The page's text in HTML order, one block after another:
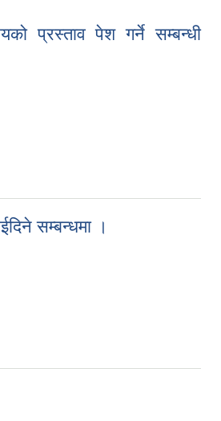
प्रस्ताव पेश गर्ने सम्बन्धी
सम्बन्धमा ।